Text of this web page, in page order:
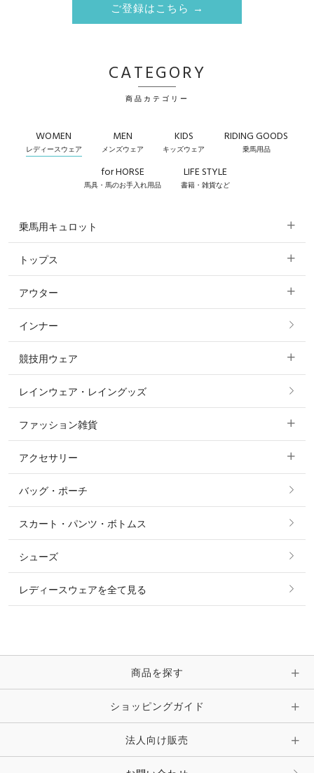
ご登録はこちら →
CATEGORY
商品カテゴリー
WOMEN
レディースウェア
MEN
メンズウェア
KIDS
キッズウェア
RIDING GOODS
乗馬用品
for HORSE
馬具・馬のお手入れ用品
LIFE STYLE
書籍・雑貨など
乗馬用キュロット
すべてのキュロット
フルグリップ・尻革 キュロット
ニーグリップ・膝革 キュロット
トップス
すべてのトップス
ポロシャツ
カットソー・Tシャツ・タンクトップ
パーカー・トレーナー・スウェット
ニット・セーター
シャツ・ブラウス・ワンピース
アウター
すべてのアウター
コート
ジャケット・ブルゾン
その他 アウター
インナー
競技用ウェア
すべての競技用ウェア
ショージャケット
ショーシャツ
レインウェア・レイングッズ
ファッション雑貨
すべてのファッション雑貨
ソックス
ベルト
マフラー・スカーフ・ストール・スヌード
時計・財布・キーケース・革小物
キーホルダー・チャーム・ストラップ
その他 ファッション雑貨
アクセサリー
すべてのアクセサリー
リング
ピアス・イヤリング
ピン・ブローチ・コサージュ
その他 アクセサリー
バッグ・ポーチ
スカート・パンツ・ボトムス
シューズ
レディースウェアを全て見る
商品を探す
ショッピングガイド
法人向け販売